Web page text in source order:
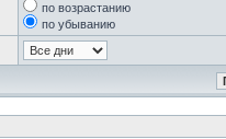
по возрастанию
по убыванию